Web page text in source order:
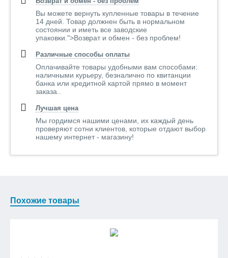
Вы можете вернуть купленные товары в течение
14 дней. Товар должнен быть в нормальном
состоянии и иметь все заводские
упаковки.">Возврат и обмен - без проблем!
Различные способы оплаты
Оплачивайте товары удобными вам способами:
наличными курьеру, безналично по квитанции
банка или кредитной картой прямо в момент
заказа..
Лучшая цена
Мы гордимся нашими ценами, их каждый день
проверяют сотни клиентов, которые отдают выбор
нашему интернет - магазину!
Похожие товары